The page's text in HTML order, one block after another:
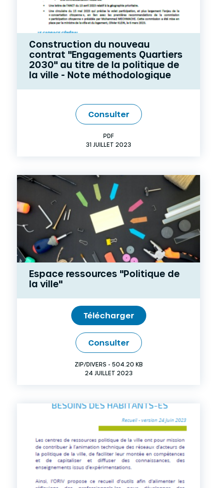
Construction du nouveau
contrat "Engagements Quartiers
2030" au titre de la politique de
la ville - Note méthodologique
Consulter
PDF
31 JUILLET 2023
Espace ressources "Politique de
la ville"
Télécharger
Consulter
ZIP/DIVERS - 504.20 KB
24 JUILLET 2023